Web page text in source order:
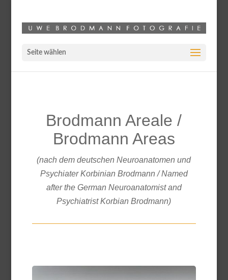
Seite wählen
Brodmann Areale /
Brodmann Areas
(nach dem deutschen Neuroanatomen und
Psychiater Korbinian Brodmann / Named
after the German Neuroanatomist and
Psychiatrist Korbian Brodmann)